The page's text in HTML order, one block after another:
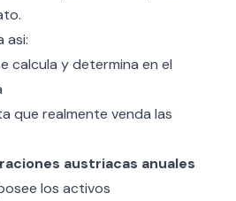
asi:
calcula y determina en el
que realmente venda las
austriacas anuales
los activos